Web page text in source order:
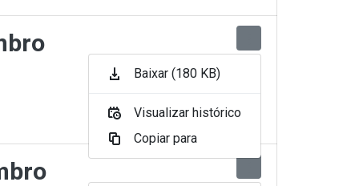
Baixar (180 KB)
Visualizar histórico
Copiar para